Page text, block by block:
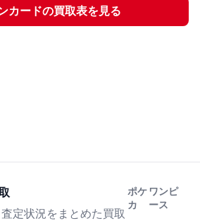
カードの買取表を見る
定状況をまとめた買取
ポケ
カ
ワンピ
ース